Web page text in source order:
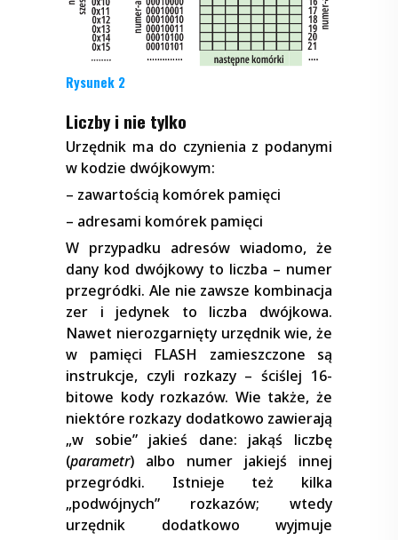
Rysunek 2
Liczby i nie tylko
Urzędnik ma do czynienia z podanymi
w kodzie dwójkowym:
– zawartością komórek pamięci
– adresami komórek pamięci
W przypadku adresów wiadomo, że
dany kod dwójkowy to liczba – numer
przegródki. Ale nie zawsze kombinacja
zer i jedynek to liczba dwójkowa.
Nawet nierozgarnięty urzędnik wie, że
w pamięci FLASH zamieszczone są
instrukcje, czyli rozkazy – ściślej 16-
bitowe kody rozkazów. Wie także, że
niektóre rozkazy dodatkowo zawierają
„w sobie” jakieś dane: jakąś liczbę
(parametr) albo numer jakiejś innej
przegródki. Istnieje też kilka
„podwójnych” rozkazów; wtedy
urzędnik dodatkowo wyjmuje